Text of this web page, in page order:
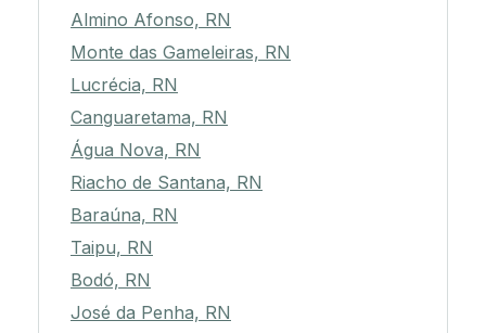
Almino Afonso, RN
Monte das Gameleiras, RN
Lucrécia, RN
Canguaretama, RN
Água Nova, RN
Riacho de Santana, RN
Baraúna, RN
Taipu, RN
Bodó, RN
José da Penha, RN